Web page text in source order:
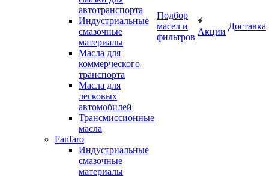
автотранспорта
Индустриальные
смазочные
материалы
Масла для
коммерческого
транспорта
Масла для
легковых
автомобилей
Трансмиссионные
масла
Fanfaro
Индустриальные
смазочные
материалы
Подбор
масел и
фильтров
Акции
Доставка